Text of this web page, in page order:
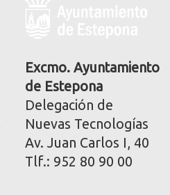
corporativa
Excmo. Ayuntamiento
de Estepona
Delegación de
Nuevas Tecnologías
Av. Juan Carlos I, 40
Tlf.: 952 80 90 00